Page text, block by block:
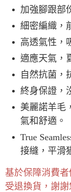
加強腳跟部
細密編織，
高透氣性，
適應天氣，
自然抗菌，
終身保證，
美麗諾羊毛
氣和舒適。
True
接縫，平滑
基於保障消費
受退換貨，謝